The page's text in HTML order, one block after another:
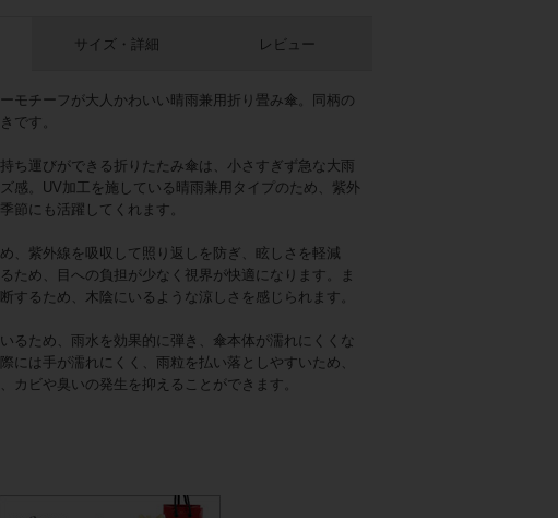
モチーフが大人かわいい晴雨兼用折り畳み傘。同柄の
です。
ち運びができる折りたたみ傘は、小さすぎず急な大雨
感。UV加工を施している晴雨兼用タイプのため、紫外
節にも活躍してくれます。
、紫外線を吸収して照り返しを防ぎ、眩しさを軽減
ため、目への負担が少なく視界が快適になります。ま
するため、木陰にいるような涼しさを感じられます。
るため、雨水を効果的に弾き、傘本体が濡れにくくな
には手が濡れにくく、雨粒を払い落としやすいため、
カビや臭いの発生を抑えることができます。
サイズ・詳細 レビュー